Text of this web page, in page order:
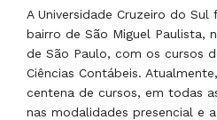
A Universidade Cruzeiro do
bairro de São Miguel Paulista,
de São Paulo, com os cursos
Ciências Contábeis.
centena de cursos, em todas
nas modalidades presencial e